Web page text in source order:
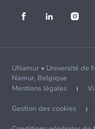
UNamur • Université de
Namur, Belgique
Mentions légales
Gestion des cookies